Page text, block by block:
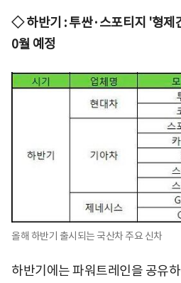
◇ 하반기 : 투싼·스포티지 '형제
0월 예정
올해 하반기 출시되는 국산차 주요 신차
하반기에는 파워트레인을 공유